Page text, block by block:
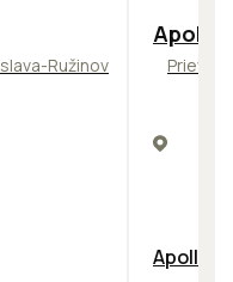
Ružinov
TOP
Apollo
Apollo